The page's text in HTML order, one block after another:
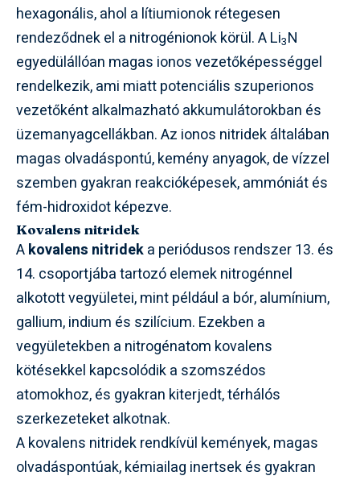
hexagonális, ahol a lítiumionok rétegesen
rendeződnek el a nitrogénionok körül. A Li3N
egyedülállóan magas ionos vezetőképességgel
rendelkezik, ami miatt potenciális szuperionos
vezetőként alkalmazható akkumulátorokban és
üzemanyagcellákban. Az ionos nitridek általában
magas olvadáspontú, kemény anyagok, de vízzel
szemben gyakran reakcióképesek, ammóniát és
fém-hidroxidot képezve.
Kovalens nitridek
Akovalens nitrideka periódusos rendszer 13. és
14. csoportjába tartozó elemek nitrogénnel
alkotott vegyületei, mint például a bór, alumínium,
gallium, indium és szilícium. Ezekben a
vegyületekben a nitrogénatom kovalens
kötésekkel kapcsolódik a szomszédos
atomokhoz, és gyakran kiterjedt, térhálós
szerkezeteket alkotnak.
A kovalens nitridek rendkívül kemények, magas
olvadáspontúak, kémiailag inertsek és gyakran